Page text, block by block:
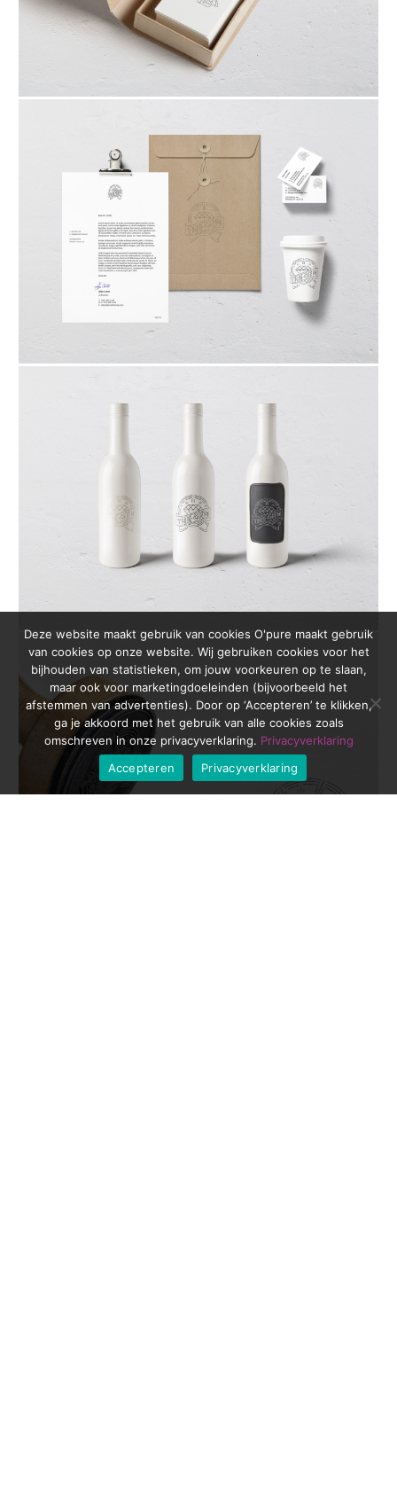
Deze website maakt gebruik van cookies O'pure maakt gebruik
van cookies op onze website. Wij gebruiken cookies voor het
bijhouden van statistieken, om jouw voorkeuren op te slaan,
maar ook voor marketingdoeleinden (bijvoorbeeld het
afstemmen van advertenties). Door op ‘Accepteren’ te klikken,
ga je akkoord met het gebruik van alle cookies zoals
omschreven in onze privacyverklaring. Privacyverklaring
Accepteren
Privacyverklaring